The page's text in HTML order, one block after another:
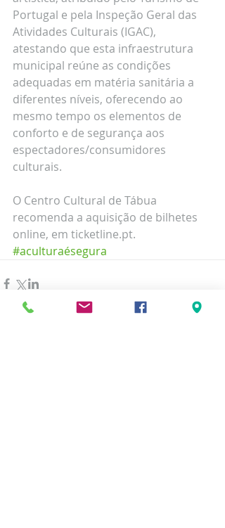
Portugal e pela Inspeção Geral das
Atividades Culturais (IGAC),
atestando que esta infraestrutura
municipal reúne as condições
adequadas em matéria sanitária a
diferentes níveis, oferecendo ao
mesmo tempo os elementos de
conforto e de segurança aos
espectadores/consumidores
culturais.
O Centro Cultural de Tábua
recomenda a aquisição de bilhetes
online, em ticketline.pt.
#aculturaésegura